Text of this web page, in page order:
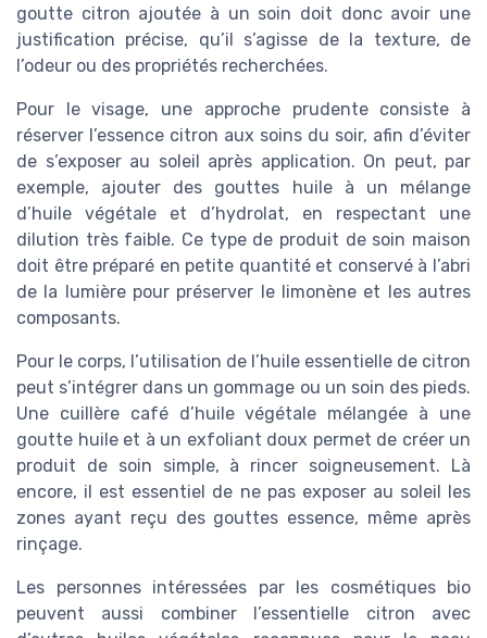
goutte citron ajoutée à un soin doit donc avoir une
justification précise, qu’il s’agisse de la texture, de
l’odeur ou des propriétés recherchées.
Pour le visage, une approche prudente consiste à
réserver l’essence citron aux soins du soir, afin d’éviter
de s’exposer au soleil après application. On peut, par
exemple, ajouter des gouttes huile à un mélange
d’huile végétale et d’hydrolat, en respectant une
dilution très faible. Ce type de produit de soin maison
doit être préparé en petite quantité et conservé à l’abri
de la lumière pour préserver le limonène et les autres
composants.
Pour le corps, l’utilisation de l’huile essentielle de citron
peut s’intégrer dans un gommage ou un soin des pieds.
Une cuillère café d’huile végétale mélangée à une
goutte huile et à un exfoliant doux permet de créer un
produit de soin simple, à rincer soigneusement. Là
encore, il est essentiel de ne pas exposer au soleil les
zones ayant reçu des gouttes essence, même après
rinçage.
Les personnes intéressées par les cosmétiques bio
peuvent aussi combiner l’essentielle citron avec